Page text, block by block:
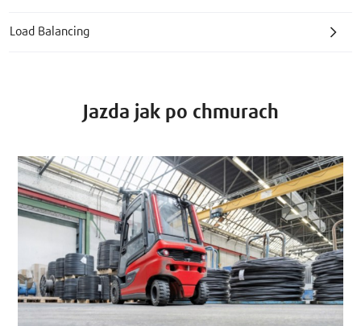
Load Balancing
Jazda jak po chmurach